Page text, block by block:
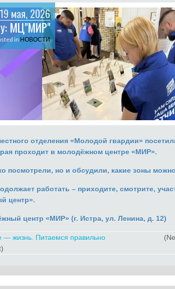
19 мая, 2026
МЦ"МИР"
in НОВОСТИ
отделения «Молодой гвардии»
проходит в молодёжном центре «МИР».
посмотрели, но и обсудили, какие зоны
работать – приходите, смотрите,
центр».
центр «МИР» (г. Истра, ул. Ленина, д. 12)
— жизнь. Питаемся правильно